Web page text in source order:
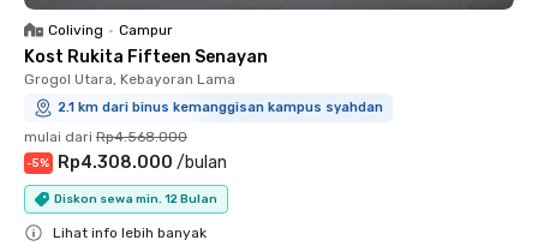
Coliving • Campur
Kost Rukita Fifteen Senayan
Grogol Utara, Kebayoran Lama
2.1 km dari binus kemanggisan kampus syahdan
mulai dari Rp4.568.000
-5% Rp4.308.000 /bulan
Diskon sewa min. 12 Bulan
Lihat info lebih banyak